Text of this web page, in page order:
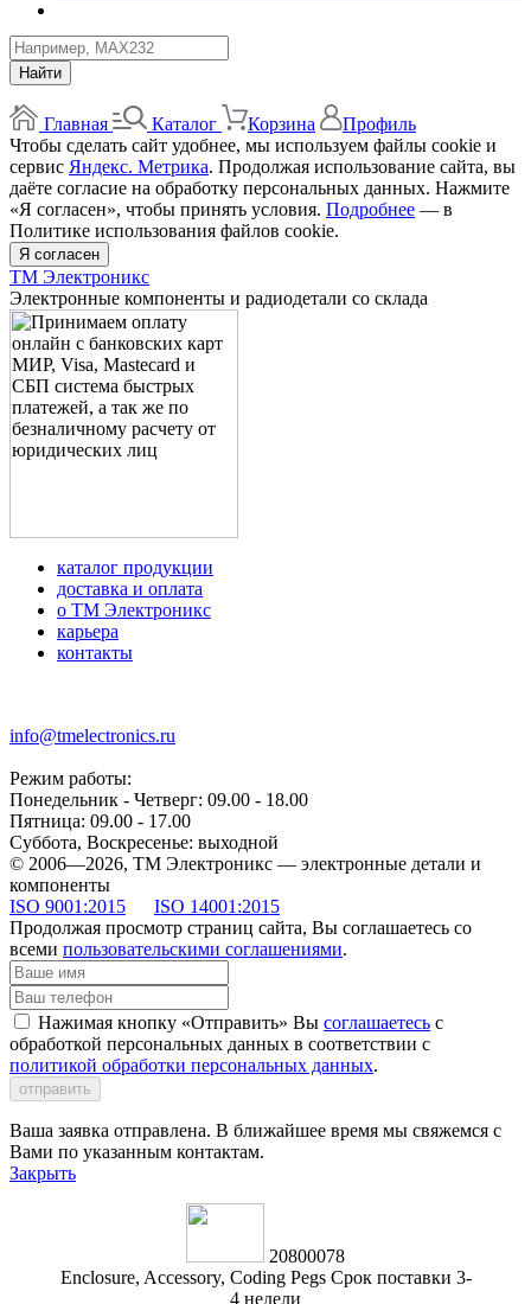
Найти
Главная Каталог Корзина
Профиль
Чтобы сделать сайт удобнее, мы используем файлы cookie и
сервис Яндекс. Метрика. Продолжая использование сайта, вы
даёте согласие на обработку персональных данных. Нажмите
«Я согласен», чтобы принять условия. Подробнее — в
Политике использования файлов cookie.
Я согласен
ТМ Электроникс
Электронные компоненты и радиодетали со склада
каталог продукции
доставка и оплата
о ТМ Электроникс
карьера
контакты
info@tmelectronics.ru
Режим работы:
Понедельник - Четверг: 09.00 - 18.00
Пятница: 09.00 - 17.00
Суббота, Воскресенье: выходной
© 2006—2026, ТМ Электроникс — электронные детали и
компоненты
ISO 9001:2015
ISO 14001:2015
Продолжая просмотр страниц сайта, Вы соглашаетесь со
всеми пользовательскими соглашениями.
Нажимая кнопку «Отправить» Вы соглашаетесь с
обработкой персональных данных в соответствии с
политикой обработки персональных данных.
отправить
Ваша заявка отправлена. В ближайшее время мы свяжемся с
Вами по указанным контактам.
Закрыть
20800078
Enclosure, Accessory, Coding Pegs Срок поставки 3-
4 недели